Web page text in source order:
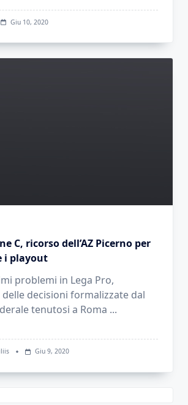
Giu 10, 2020
C, ricorso dell’AZ Picerno per
i playout
problemi in Lega Pro,
delle decisioni formalizzate dal
tenutosi a Roma ...
Giu 9, 2020